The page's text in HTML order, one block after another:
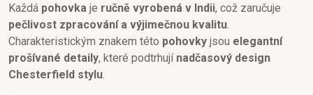
Každá pohovka je ručně vyrobená v Indii, což zaručuje
pečlivost zpracování a výjimečnou kvalitu
Charakteristickým znakem této pohovky jsou elegantní
prošívané detaily, které podtrhují nadčasový design
Chesterfield stylu